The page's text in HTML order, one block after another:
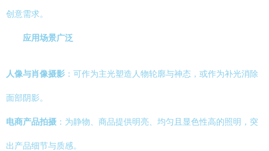
创意需求。
应用场景广泛
人像与肖像摄影 ：可作为主光塑造人物轮廓与神态，或作为补光消除
面部阴影。
电商产品拍摄 ：为静物、商品提供明亮、均匀且显色性高的照明，突
出产品细节与质感。